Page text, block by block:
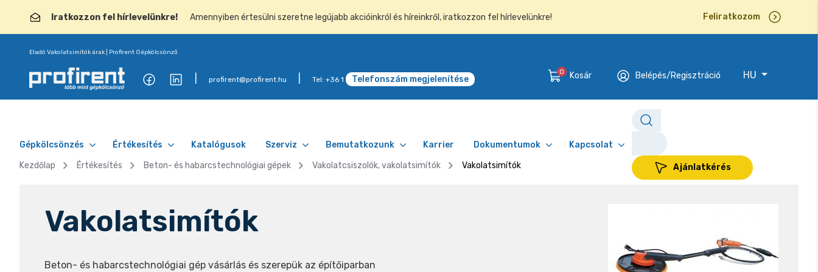
Iratkozzon fel hírlevelünkre! Amennyiben értesülni szeretne legújabb akcióinkról és híreinkről, iratkozzon fel hírlevelünkre! Feliratkozom
Eladó Vakolatsimítók árak | Profirent Gépkölcsönző
profirent@profirent.hu Tel: +36 1 Telefonszám megjelenítése
0 Kosár Belépés/Regisztráció HU
Gépkölcsönzés Értékesítés Katalógusok Szerviz Bemutatkozunk Karrier Dokumentumok Kapcsolat
Ajánlatkérés
Kezdőlap Értékesítés Beton- és habarcstechnológiai gépek Vakolatcsiszolók, vakolatsimítók Vakolatsimítók
Vakolatsimítók
Beton- és habarcstechnológiai gép vásárlás és szerepük az építőiparban